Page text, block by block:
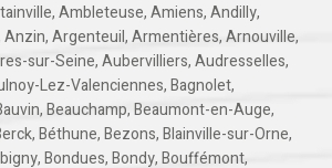
,Ambleteuse,Amiens,Andilly,
Anzin,Argenteuil,Armentières,Arnouville,
sur-Seine,Aubervilliers,Audresselles,
Lez-Valenciennes,Bagnolet,
,Beauchamp,Beaumont-en-Auge,
,Béthune,Bezons,Blainville-sur-Orne,
,Bondues,Bondy,Bouffémont,